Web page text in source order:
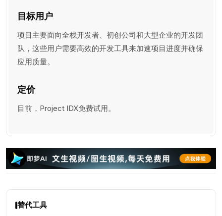
目标用户
项目主要面向全栈开发者、初创公司和大型企业的开发团
队，这些用户需要高效的开发工具来加速项目进度并确保
应用质量。
定价
目前，Project IDX免费试用。
替代工具